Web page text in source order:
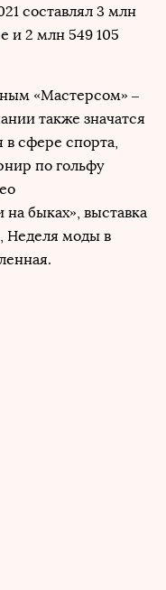
составлял 3 млн
и 2 млн 549 105
«Мастерсом» –
также значатся
в сфере спорта,
по гольфу
быках», выставка
Неделя моды в